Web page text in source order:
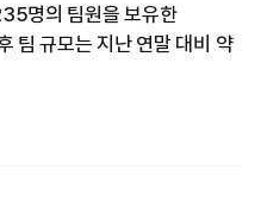
명의 팀원을 보유한
팀 규모는 지난 연말 대비 약